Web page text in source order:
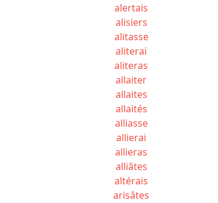
alertais
alisiers
alitasse
aliterai
aliteras
allaiter
allaites
allaités
alliasse
allierai
allieras
alliâtes
altérais
arisâtes